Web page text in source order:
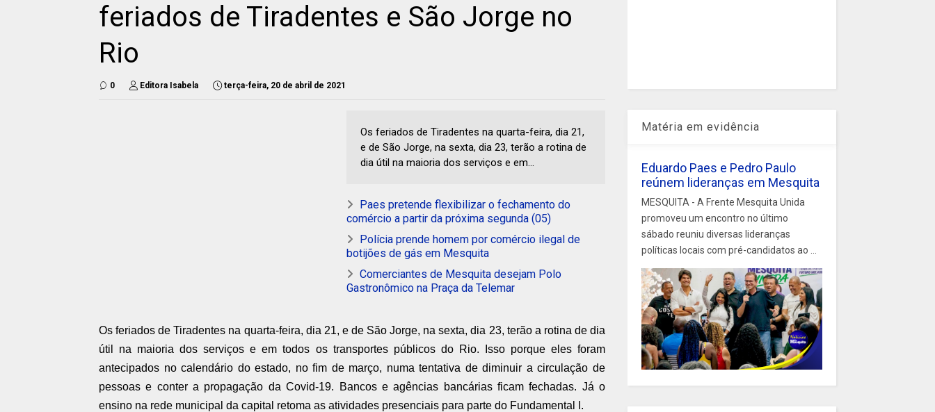
feriados de Tiradentes e São Jorge no
Rio
0 Editora Isabela terça-feira, 20 de abril de 2021
Os feriados de Tiradentes na quarta-feira, dia 21,
e de São Jorge, na sexta, dia 23, terão a rotina de
dia útil na maioria dos serviços e em...
Paes pretende flexibilizar o fechamento do
comércio a partir da próxima segunda (05)
Polícia prende homem por comércio ilegal de
botijões de gás em Mesquita
Comerciantes de Mesquita desejam Polo
Gastronômico na Praça da Telemar
Os feriados de Tiradentes na quarta-feira, dia 21, e de São Jorge, na sexta, dia 23, terão a rotina de dia
útil na maioria dos serviços e em todos os transportes públicos do Rio. Isso porque eles foram
antecipados no calendário do estado, no fim de março, numa tentativa de diminuir a circulação de
pessoas e conter a propagação da Covid-19. Bancos e agências bancárias ficam fechadas. Já o
ensino na rede municipal da capital retoma as atividades presenciais para parte do Fundamental I.
Matéria em evidência
Eduardo Paes e Pedro Paulo
reúnem lideranças em Mesquita
MESQUITA - A Frente Mesquita Unida
promoveu um encontro no último
sábado reuniu diversas lideranças
políticas locais com pré-candidatos ao ...